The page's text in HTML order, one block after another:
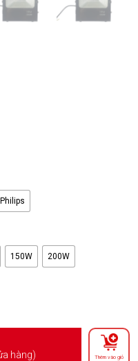
từ 226.125 ₫ đến
Philips
150W 200W
hàng)
Thêm vào giỏ